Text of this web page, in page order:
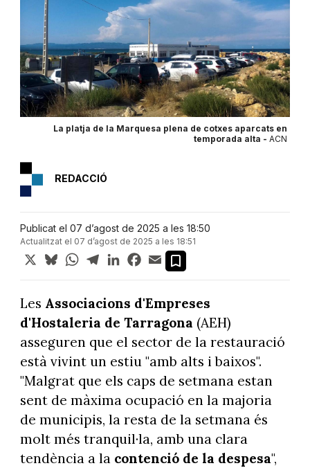
La platja de la Marquesa plena de cotxes aparcats en
temporada alta - ACN
REDACCIÓ
Publicat el 07 d’agost de 2025 a les 18:50
Actualitzat el 07 d’agost de 2025 a les 18:51
X BlueskyWhatsApp
TelegramLinkedInFacebook
Email
Les Associacions d'Empreses
d'Hostaleria de Tarragona (AEH)
asseguren que el sector de la restauració
està vivint un estiu "amb alts i baixos".
"Malgrat que els caps de setmana estan
sent de màxima ocupació en la majoria
de municipis, la resta de la setmana és
molt més tranquil·la, amb una clara
tendència a la contenció de la despesa",